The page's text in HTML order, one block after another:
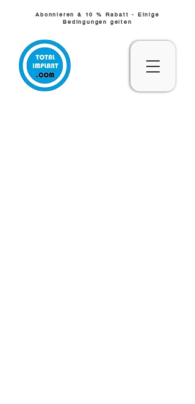
Abonnieren & 10 % Rabatt - Einige
Bedingungen gelten